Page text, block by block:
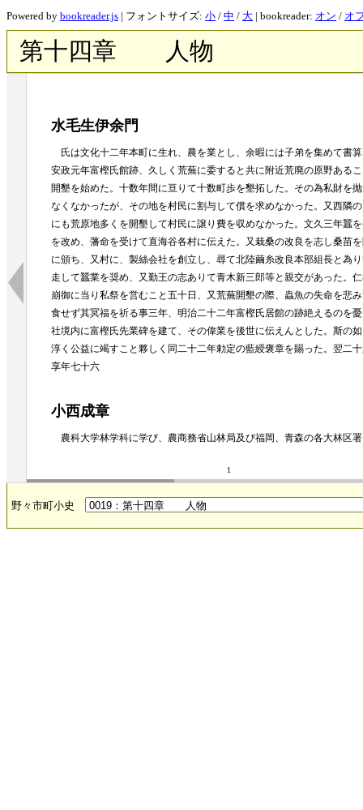
Powered by bookreader.js | フォントサイズ: 小 / 中 / 大 | bookreader: オン / オ
第十四章 人物
水毛生伊余門
氏は文化十二年本町に生れ、農を業とし、余暇には子弟を集めて書
安政元年富樫氏館跡、久しく荒蕪に委すると共に附近荒廃の原野ある
開墾を始めた。十数年間に亘りて十数町歩を墾拓した。その為私財を
なくなかったが、その地を村民に割与して償を求めなかった。又西隣
にも荒原地多くを開墾して村民に譲り費を収めなかった。文久三年蠶
を改め、藩命を受けて直海谷各村に伝えた。又栽桑の改良を志し桑苗
に頒ち、又村に、製絲会社を創立し、尋て北陸繭糸改良本部組長と為
走して蠶業を奨め、又勤王の志ありて青木新三郎等と親交があった。
崩御に当り私祭を営むこと五十日、又荒蕪開墾の際、蟲魚の失命を悲
食せず其冥福を祈る事三年、明治二十二年富樫氏居館の跡絶えるのを
社境内に富樫氏先業碑を建て、その偉業を後世に伝えんとした。斯の
淳く公益に竭すこと夥しく同二十二年勅定の藍綬褒章を賜った。翌二
享年七十六
小西成章
農科大学林学科に学び、農商務省山林局及び福岡、青森の各大林区
1
野々市町小史